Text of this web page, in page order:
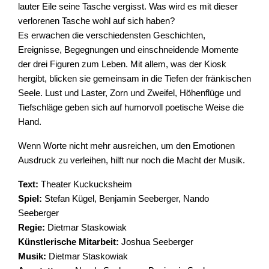
lauter Eile seine Tasche vergisst. Was wird es mit dieser
verlorenen Tasche wohl auf sich haben?
Es erwachen die verschiedensten Geschichten,
Ereignisse, Begegnungen und einschneidende Momente
der drei Figuren zum Leben. Mit allem, was der Kiosk
hergibt, blicken sie gemeinsam in die Tiefen der fränkischen
Seele. Lust und Laster, Zorn und Zweifel, Höhenflüge und
Tiefschläge geben sich auf humorvoll poetische Weise die
Hand.
Wenn Worte nicht mehr ausreichen, um den Emotionen
Ausdruck zu verleihen, hilft nur noch die Macht der Musik.
Text: Theater Kuckucksheim
Spiel: Stefan Kügel, Benjamin Seeberger, Nando
Seeberger
Regie: Dietmar Staskowiak
Künstlerische Mitarbeit: Joshua Seeberger
Musik: Dietmar Staskowiak